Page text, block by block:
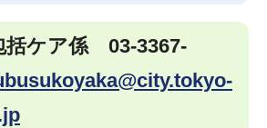
括ケア係 03-3367-